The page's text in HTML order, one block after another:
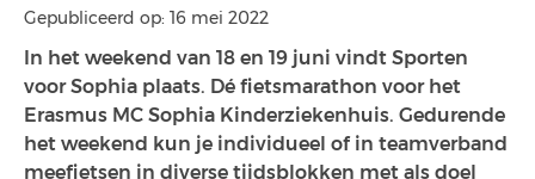
Gepubliceerd op: 16 mei 2022
In het weekend van 18 en 19 juni vindt Sporten
voor Sophia plaats. Dé fietsmarathon voor het
Erasmus MC Sophia Kinderziekenhuis. Gedurende
het weekend kun je individueel of in teamverband
meefietsen in diverse tijdsblokken met als doel